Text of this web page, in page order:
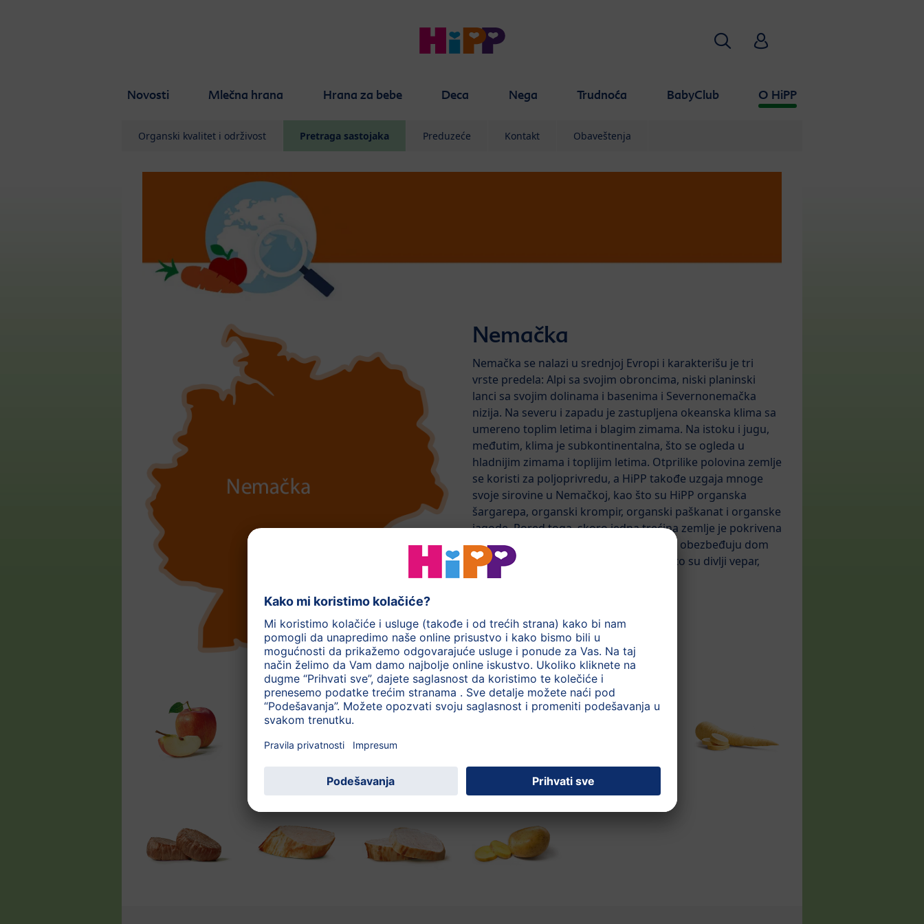
Novosti Mlečna hrana Hrana za bebe Deca Nega Trudnoća BabyClub O HiPP
Traži HiPP Babyclub
Organski kvalitet i održivost Pretraga sastojaka Preduzeće Kontakt Obaveštenja
Nemačka
Nemačka se nalazi u srednjoj Evropi i karakterišu je tri
vrste predela: Alpi sa svojim obroncima, niski planinski
lanci sa svojim dolinama i basenima i Severnonemačka
nizija. Na severu i zapadu je zastupljena okeanska klima sa
umereno toplim letima i blagim zimama. Na istoku i jugu,
međutim, klima je subkontinentalna, što se ogleda u
hladnijim zimama i toplijim letima. Otprilike polovina zemlje
se koristi za poljoprivredu, a HiPP takođe uzgaja mnoge
svoje sirovine u Nemačkoj, kao što su HiPP organska
šargarepa, organski krompir, organski paškanat i organske
jagode. Pored toga, skoro jedna trećina zemlje je pokrivena
zimzelenim i listopadnim šumama. One obezbeđuju dom
autohtonim životinjskim vrstama kao što su divlji vepar,
lisice i jeleni.